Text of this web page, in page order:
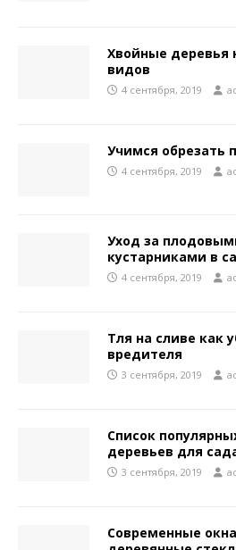
Хвойные деревья
видов
4 сентября, 2019
Учимся обрезать
4 сентября, 2019
Уход за
кустарниками в
4 сентября, 2019
Тля на сливе как
вредителя
3 сентября, 2019
Список
деревьев для
3 сентября, 2019
Современные